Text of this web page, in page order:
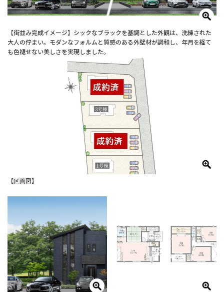
【街並み完成イメージ】シックなブラックを基調とした外観は、洗練された
大人の佇まい。モダンなフォルムと質感のある外壁材が調和し、年月を経て
も色褪せない美しさを実現しました。
【区画図】